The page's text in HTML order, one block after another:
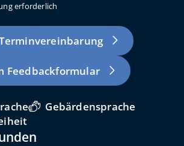
erforderlich
Feedbackformular
Gebärdensprache